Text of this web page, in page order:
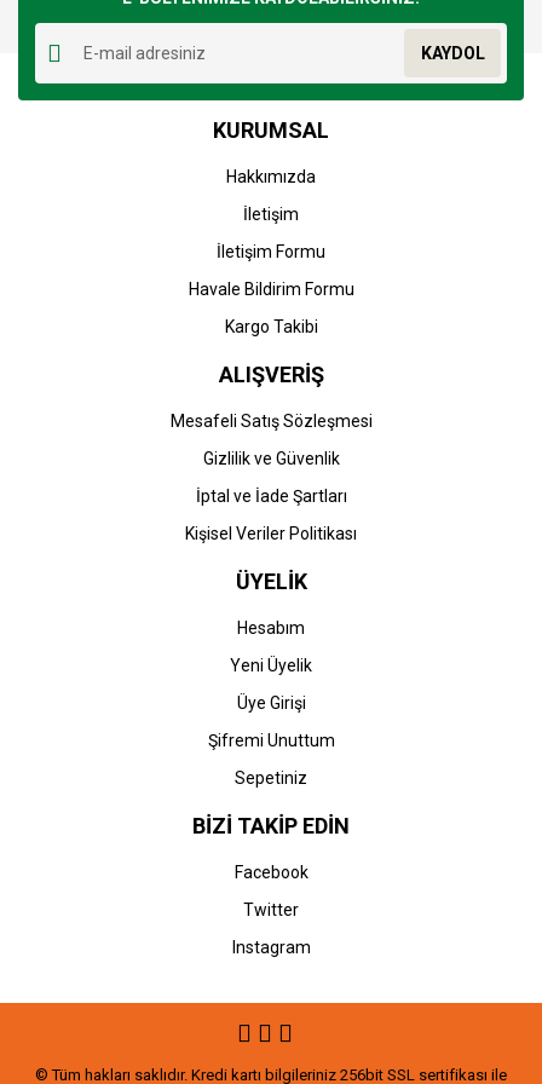
Ürün resmi kalitesiz, bozuk veya görüntülenemiyor.
Ürün açıklamasında eksik bilgiler bulunuyor.
Ürün bilgilerinde hatalar bulunuyor.
Ürün fiyatı diğer sitelerden daha pahalı.
Gönder
KAYDOL
KURUMSAL
Hakkımızda
İletişim
İletişim Formu
Havale Bildirim Formu
Kargo Takibi
ALIŞVERİŞ
Mesafeli Satış Sözleşmesi
Gizlilik ve Güvenlik
İptal ve İade Şartları
Kişisel Veriler Politikası
ÜYELİK
Hesabım
Yeni Üyelik
Üye Girişi
Şifremi Unuttum
Sepetiniz
BİZİ TAKİP EDİN
Facebook
Twitter
Instagram
© Tüm hakları saklıdır. Kredi kartı bilgileriniz 256bit SSL sertifikası ile